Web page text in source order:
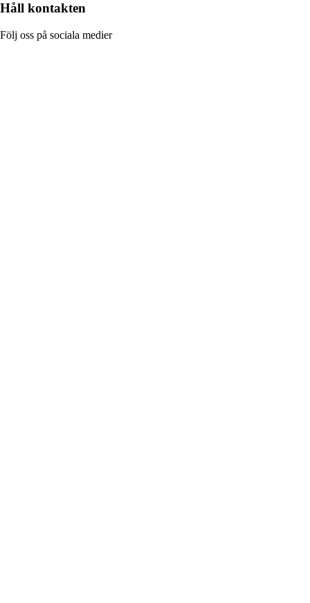
Håll kontakten
Följ oss på sociala medier